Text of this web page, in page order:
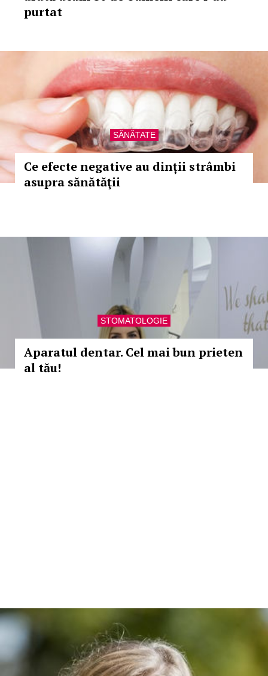
purtat
SĂNĂTATE
Ce efecte negative au dinții strâmbi
asupra sănătăţii
STOMATOLOGIE
Aparatul dentar. Cel mai bun prieten
al tău!